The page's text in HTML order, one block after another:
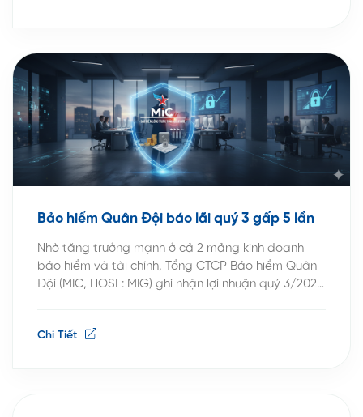
Bảo hiểm Quân Đội báo lãi quý 3 gấp 5 lần
Nhờ tăng trưởng mạnh ở cả 2 mảng kinh doanh
bảo hiểm và tài chính, Tổng CTCP Bảo hiểm Quân
Đội (MIC, HOSE: MIG) ghi nhận lợi nhuận quý 3/2025
mang về 170 tỷ đồng lợi nhuận gộp, gấp 2.1 lần […]
Chi Tiết